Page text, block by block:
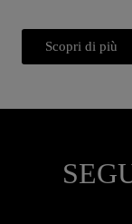
Scopri di più